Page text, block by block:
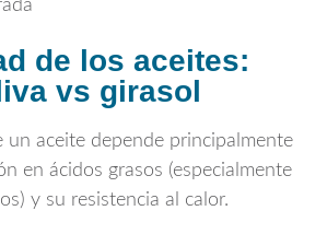
de los aceites:
vs girasol
un aceite depende principalmente
en ácidos grasos (especialmente
y su resistencia al calor.